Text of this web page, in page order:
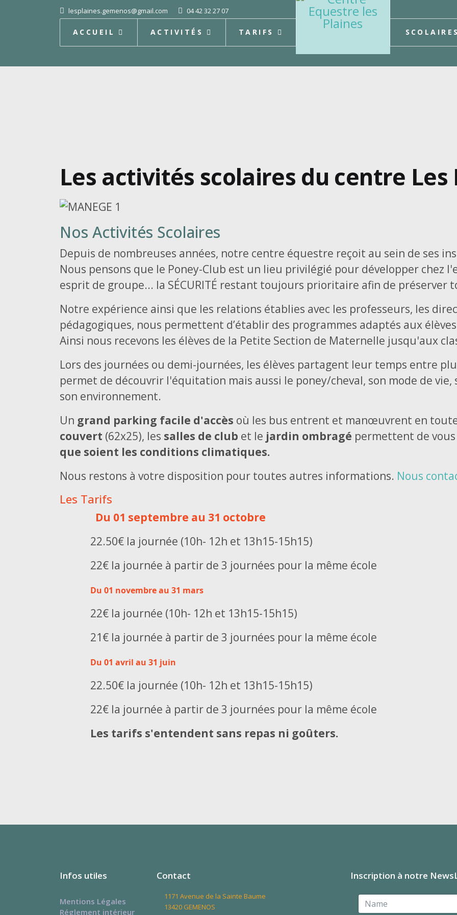
lesplaines.gemenos@gmail.com 04 42 32 27 07
ACCUEIL ACTIVITÉS TARIFS
Les activités scolaires du centre Les
Nos Activités Scolaires
Depuis de nombreuses années, notre centre équestre reçoit au sein de ses
Nous pensons que le Poney-Club est un lieu privilégié pour développer chez
esprit de groupe... la SÉCURITÉ restant toujours prioritaire afin de préserver
Notre expérience ainsi que les relations établies avec les professeurs, les
pédagogiques, nous permettent d’établir des programmes adaptés aux
Ainsi nous recevons les élèves de la Petite Section de Maternelle jusqu'aux
Lors des journées ou demi-journées, les élèves partagent leur temps entre
permet de découvrir l'équitation mais aussi le poney/cheval, son mode de
son environnement.
Un grand parking facile d'accès où les bus entrent et manœuvrent en
couvert (62x25), les salles de club et le jardin ombragé permettent de
que soient les conditions climatiques.
Nous restons à votre disposition pour toutes autres informations. Nous
Les Tarifs
Du 01 septembre au 31 octobre
22.50€ la journée (10h- 12h et 13h15-15h15)
22€ la journée à partir de 3 journées pour la même école
Du 01 novembre au 31 mars
22€ la journée (10h- 12h et 13h15-15h15)
21€ la journée à partir de 3 journées pour la même école
Du 01 avril au 31 juin
22.50€ la journée (10h- 12h et 13h15-15h15)
22€ la journée à partir de 3 journées pour la même école
Les tarifs s'entendent sans repas ni goûters.
Infos utiles
Mentions Légales
Réglement intérieur
Contact
1171 Avenue de la Sainte Baume
13420 GEMENOS
Inscription à notre